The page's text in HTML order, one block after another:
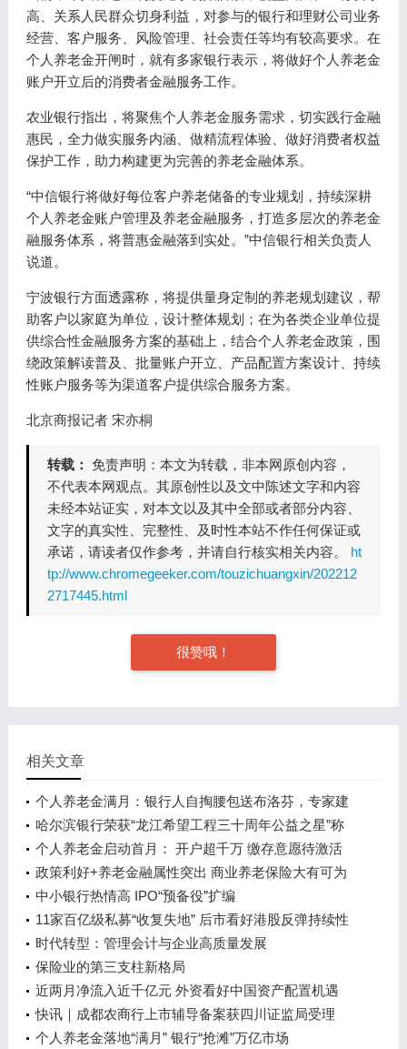
高、关系人民群众切身利益，对参与的银行和理财公司业务
经营、客户服务、风险管理、社会责任等均有较高要求。在
个人养老金开闸时，就有多家银行表示，将做好个人养老金
账户开立后的消费者金融服务工作。
农业银行指出，将聚焦个人养老金服务需求，切实践行金融
惠民，全力做实服务内涵、做精流程体验、做好消费者权益
保护工作，助力构建更为完善的养老金融体系。
“中信银行将做好每位客户养老储备的专业规划，持续深耕
个人养老金账户管理及养老金融服务，打造多层次的养老金
融服务体系，将普惠金融落到实处。”中信银行相关负责人
说道。
宁波银行方面透露称，将提供量身定制的养老规划建议，帮
助客户以家庭为单位，设计整体规划；在为各类企业单位提
供综合性金融服务方案的基础上，结合个人养老金政策，围
绕政策解读普及、批量账户开立、产品配置方案设计、持续
性账户服务等为渠道客户提供综合服务方案。
北京商报记者 宋亦桐
转载： 免责声明：本文为转载，非本网原创内容，
不代表本网观点。其原创性以及文中陈述文字和内容
未经本站证实，对本文以及其中全部或者部分内容、
文字的真实性、完整性、及时性本站不作任何保证或
承诺，请读者仅作参考，并请自行核实相关内容。 ht
tp://www.chromegeeker.com/touzichuangxin/202212
2717445.html
很赞哦！
相关文章
个人养老金满月：银行人自掏腰包送布洛芬，专家建
议用户别光顾着“薅羊毛”
哈尔滨银行荣获“龙江希望工程三十周年公益之星”称
号
个人养老金启动首月： 开户超千万 缴存意愿待激活
政策利好+养老金融属性突出 商业养老保险大有可为
中小银行热情高 IPO“预备役”扩编
11家百亿级私募“收复失地” 后市看好港股反弹持续性
时代转型：管理会计与企业高质量发展
保险业的第三支柱新格局
近两月净流入近千亿元 外资看好中国资产配置机遇
快讯｜成都农商行上市辅导备案获四川证监局受理
个人养老金落地“满月” 银行“抢滩”万亿市场